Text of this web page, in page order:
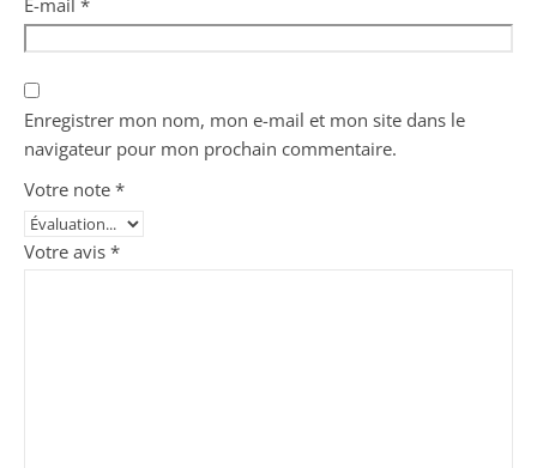
E-mail *
Enregistrer mon nom, mon e-mail et mon site dans le
navigateur pour mon prochain commentaire.
Votre note *
Votre avis *